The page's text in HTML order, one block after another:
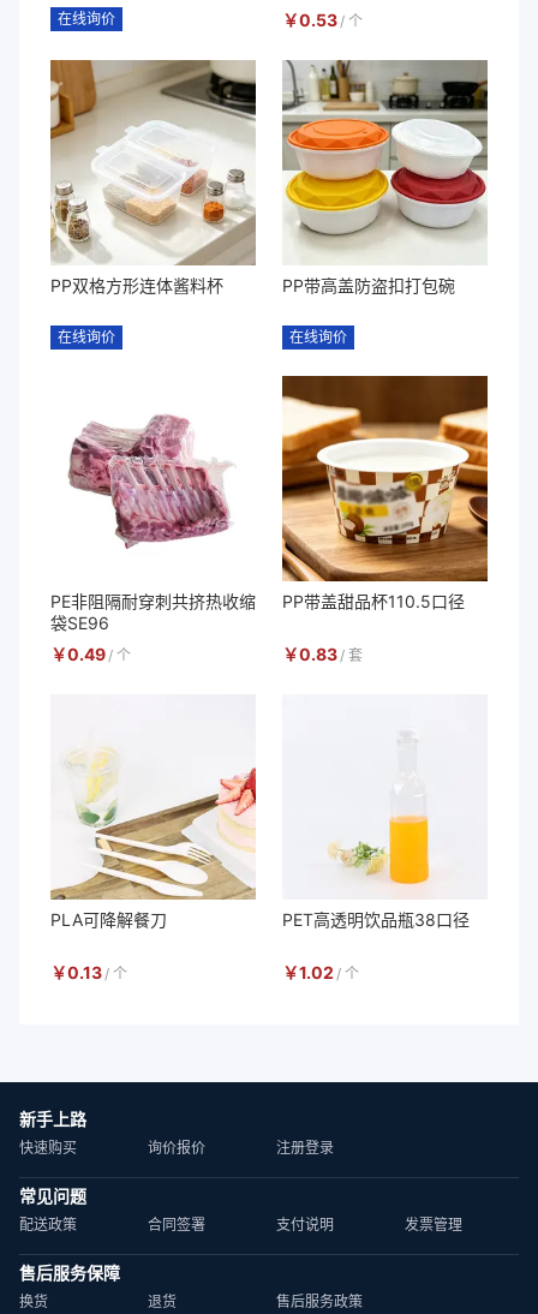
在线询价
￥0.53 / 个
PP双格方形连体酱料杯
在线询价
PP带高盖防盗扣打包碗
在线询价
PE非阻隔耐穿刺共挤热收缩
袋SE96
￥0.49 / 个
PP带盖甜品杯110.5口径
￥0.83 / 套
PLA可降解餐刀
￥0.13 / 个
PET高透明饮品瓶38口径
￥1.02 / 个
新手上路
快速购买 询价报价 注册登录
常见问题
配送政策 合同签署 支付说明 发票管理
售后服务保障
换货 退货 售后服务政策